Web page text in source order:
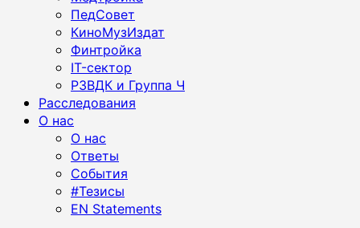
ПедСовет
КиноМузИздат
Финтройка
IT-сектор
РЗВДК и Группа Ч
Расследования
О нас
О нас
Ответы
События
#Тезисы
EN Statements